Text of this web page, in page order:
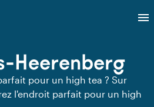
menu
Heerenberg
pour un high tea ? Sur
l'endroit parfait pour un high